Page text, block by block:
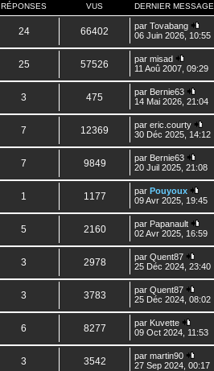
RÉPONSES VUS DERNIER MESSAGE
24 66402 parTovabang
06 Juin 2026, 10:55
25 57526 parmisad
11 Aoû 2007, 09:29
3 475 par Bernie63
14 Mai 2026, 21:04
7 12369 pareric.courty
30 Déc 2025, 14:12
7 9849 par Bernie63
20 Juil 2025, 21:08
1 1177 parPouyoux
09 Avr 2025, 19:45
5 2160 par Papanault
02 Avr 2025, 16:59
3 2978 parQuent87
25 Déc 2024, 23:40
3 3783 parQuent87
25 Déc 2024, 08:02
6 8277 par Kuvette
09 Oct 2024, 11:53
3 3542 parmartin90
27 Sep 2024, 00:17